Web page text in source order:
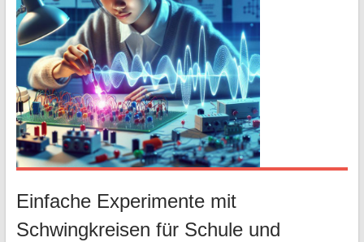
Einfache Experimente mit
Schwingkreisen für Schule und